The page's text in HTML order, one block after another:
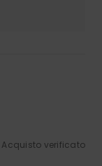
Acquisto verificato